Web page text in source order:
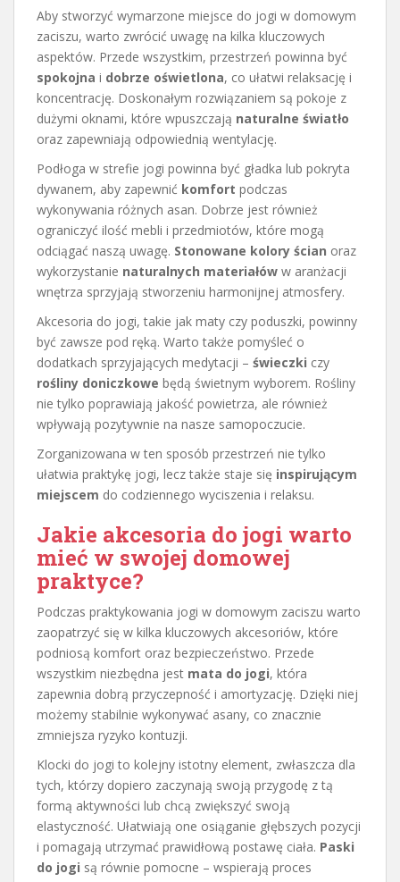
Aby stworzyć wymarzone miejsce do jogi w domowym
zaciszu, warto zwrócić uwagę na kilka kluczowych
aspektów. Przede wszystkim, przestrzeń powinna być
spokojna i dobrze oświetlona, co ułatwi relaksację i
koncentrację. Doskonałym rozwiązaniem są pokoje z
dużymi oknami, które wpuszczają naturalne światło
oraz zapewniają odpowiednią wentylację.
Podłoga w strefie jogi powinna być gładka lub pokryta
dywanem, aby zapewnić komfort podczas
wykonywania różnych asan. Dobrze jest również
ograniczyć ilość mebli i przedmiotów, które mogą
odciągać naszą uwagę. Stonowane kolory ścian oraz
wykorzystanie naturalnych materiałów w aranżacji
wnętrza sprzyjają stworzeniu harmonijnej atmosfery.
Akcesoria do jogi, takie jak maty czy poduszki, powinny
być zawsze pod ręką. Warto także pomyśleć o
dodatkach sprzyjających medytacji – świeczki czy
rośliny doniczkowe będą świetnym wyborem. Rośliny
nie tylko poprawiają jakość powietrza, ale również
wpływają pozytywnie na nasze samopoczucie.
Zorganizowana w ten sposób przestrzeń nie tylko
ułatwia praktykę jogi, lecz także staje się inspirującym
miejscem do codziennego wyciszenia i relaksu.
Jakie akcesoria do jogi warto
mieć w swojej domowej
praktyce?
Podczas praktykowania jogi w domowym zaciszu warto
zaopatrzyć się w kilka kluczowych akcesoriów, które
podniosą komfort oraz bezpieczeństwo. Przede
wszystkim niezbędna jest mata do jogi, która
zapewnia dobrą przyczepność i amortyzację. Dzięki niej
możemy stabilnie wykonywać asany, co znacznie
zmniejsza ryzyko kontuzji.
Klocki do jogi to kolejny istotny element, zwłaszcza dla
tych, którzy dopiero zaczynają swoją przygodę z tą
formą aktywności lub chcą zwiększyć swoją
elastyczność. Ułatwiają one osiąganie głębszych pozycji
i pomagają utrzymać prawidłową postawę ciała. Paski
do jogi są równie pomocne – wspierają proces